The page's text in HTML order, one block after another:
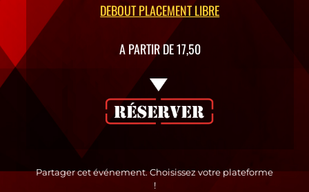
DEBOUT PLACEMENT LIBRE
A PARTIR DE 17,50
Partager cet événement. Choisissez votre plateforme
!